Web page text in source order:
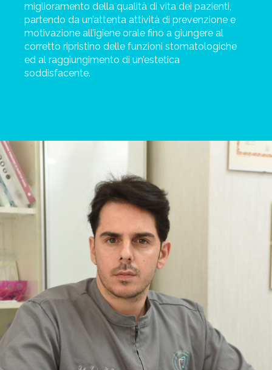
miglioramento della qualità di vita dei pazienti,
partendo da un’attenta attività di prevenzione e
motivazione all’igiene orale fino a giungere al
corretto ripristino delle funzioni stomatologiche
ed al raggiungimento di un’estetica
soddisfacente.